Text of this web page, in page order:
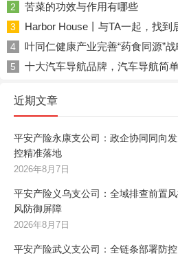
2 苦菜的功效与作用有哪些
3 Harbor House丨与TA一起，找到
4 叶同仁健康产业完善“药食同源”
5 十大汽车导航品牌，汽车导航简
近期文章
平安产险永康支公司：政企协同同向
控精准落地
2026年8月7日
平安产险义乌支公司：全域排查前置
风防御屏障
2026年8月7日
平安产险武义支公司：全链条部署防